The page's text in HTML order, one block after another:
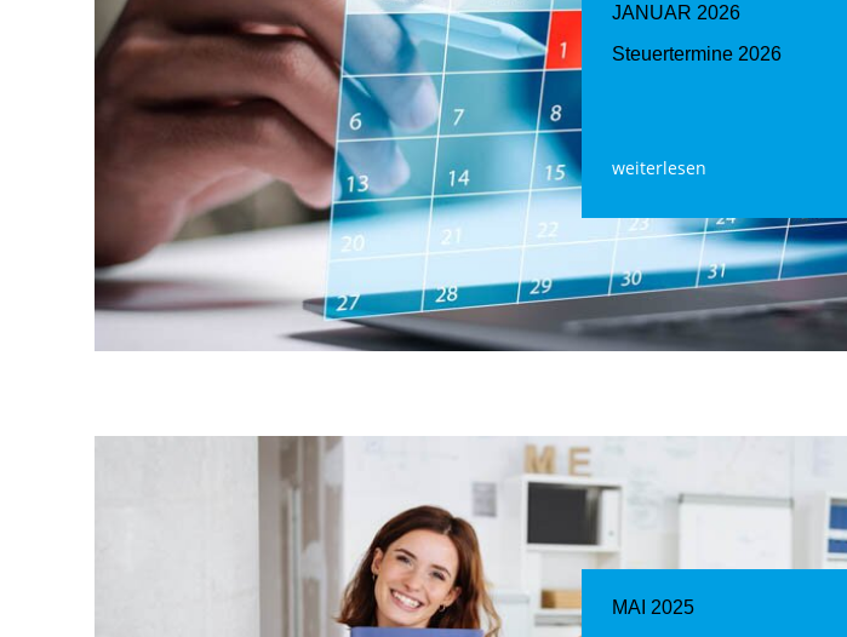
JANUAR 2026
Steuertermine 2026
weiterlesen
MAI 2025